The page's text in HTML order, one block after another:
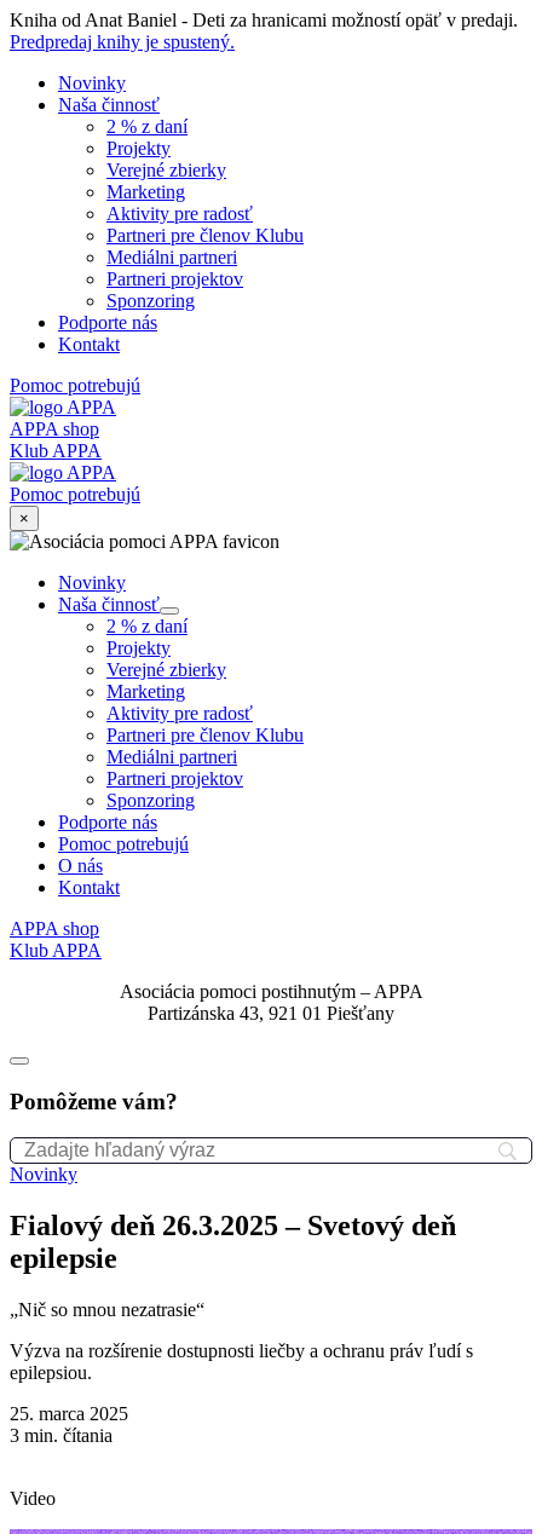
Skip
to
Kniha od Anat Baniel - Deti za hranicami možností opäť v predaji.
Predpredaj knihy je spustený.
Novinky
Naša činnosť
2 % z daní
Projekty
Verejné zbierky
Marketing
Aktivity pre radosť
Partneri pre členov Klubu
Mediálni partneri
Partneri projektov
Sponzoring
Podporte nás
Kontakt
Pomoc potrebujú
APPA shop
Klub APPA
Pomoc potrebujú
×
Novinky
Naša činnosť
Submenu
2 % z daní
Projekty
Verejné zbierky
Marketing
Aktivity pre radosť
Partneri pre členov Klubu
Mediálni partneri
Partneri projektov
Sponzoring
Podporte nás
Pomoc potrebujú
O nás
Kontakt
APPA shop
Klub APPA
Asociácia pomoci postihnutým – APPA
Partizánska 43, 921 01 Piešťany
Pomôžeme vám?
Novinky
Fialový deň 26.3.2025 – Svetový deň
epilepsie
„Nič so mnou nezatrasie“
Výzva na rozšírenie dostupnosti liečby a ochranu práv ľudí s
epilepsiou.
25. marca 2025
3 min. čítania
Video